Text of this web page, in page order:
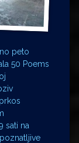
peto
50 Poems
sati na